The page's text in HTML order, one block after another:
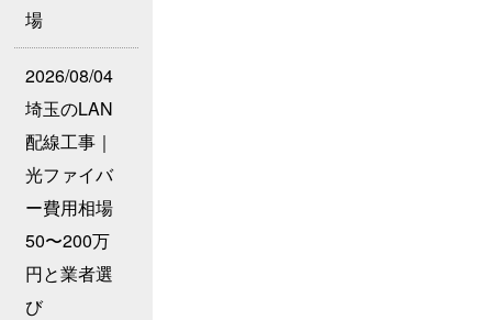
場
2026/08/04
埼玉のLAN
配線工事｜
光ファイバ
ー費用相場
50〜200万
円と業者選
び